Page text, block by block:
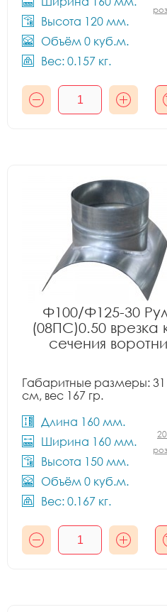
Высота 120 мм.
Объём 0 куб.м.
Вес: 0.157 кг.
Ф100/Ф125-30
(08ПС)0.50 врезка
сечения
Габаритные размеры: 31
см, вес 167 гр.
Длина 160 мм.
Ширина 160 мм.
Высота 150 мм.
Объём 0 куб.м.
Вес: 0.167 кг.